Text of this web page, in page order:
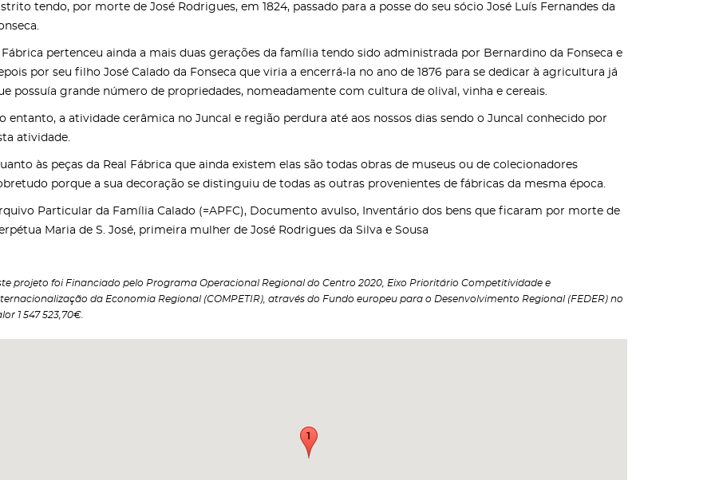
tendo, por morte de José Rodrigues, em 1824, passado para a posse do seu sócio José Luís Fernandes da
Fábrica pertenceu ainda a mais duas gerações da família tendo sido administrada por Bernardino da Fonseca e
por seu filho José Calado da Fonseca que viria a encerrá-la no ano de 1876 para se dedicar à agricultura já
possuía grande número de propriedades, nomeadamente com cultura de olival, vinha e cereais.
entanto, a atividade cerâmica no Juncal e região perdura até aos nossos dias sendo o Juncal conhecido por
atividade.
às peças da Real Fábrica que ainda existem elas são todas obras de museus ou de colecionadores
porque a sua decoração se distinguiu de todas as outras provenientes de fábricas da mesma época.
Particular da Família Calado (=APFC), Documento avulso, Inventário dos bens que ficaram por morte de
Maria de S. José, primeira mulher de José Rodrigues da Silva e Sousa
projeto foi Financiado pelo Programa Operacional Regional do Centro 2020, Eixo Prioritário Competitividade e
da Economia Regional (COMPETIR), através do Fundo europeu para o Desenvolvimento Regional (FEDER) no
1 547 523,70€.